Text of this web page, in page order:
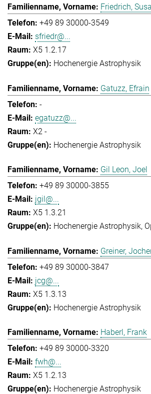
Friedrich,
+49 89 30000-3549
sfriedr@...
X5 1.2.17
Hochenergie Astrophysik
Gatuzz, Efrain
-
egatuzz@...
X2 -
Hochenergie Astrophysik
Gil Leon, Joel
+49 89 30000-3855
jgil@...
X5 1.3.21
Hochenergie Astrophysik
Greiner,
+49 89 30000-3847
jcg@...
X5 1.3.13
Hochenergie Astrophysik
Haberl, Frank
+49 89 30000-3320
fwh@...
X5 1.2.13
Hochenergie Astrophysik